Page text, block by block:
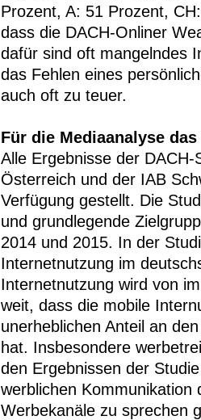
Prozent, A: 51 Prozent,
dass die DACH-Onliner
dafür sind oft mangelndes
das Fehlen eines
auch oft zu teuer.
Für die Mediaanalyse
Alle Ergebnisse der
Österreich und der IAB
Verfügung gestellt. Die
und grundlegende
2014 und 2015. In der
Internetnutzung im
Internetnutzung wird von
weit, dass die mobile
unerheblichen Anteil an
hat. Insbesondere
den Ergebnissen der
werblichen Kommunikation
Werbekanäle zu sprechen